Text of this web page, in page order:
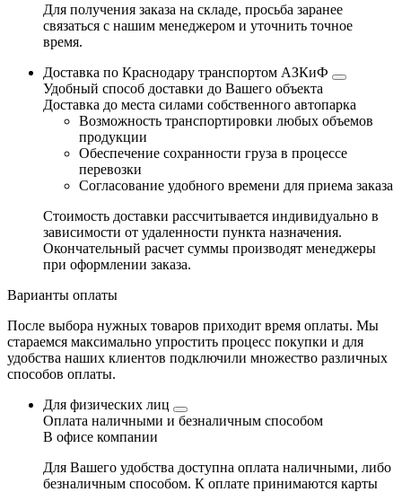
Для получения заказа на складе, просьба заранее
связаться с нашим менеджером и уточнить точное
время.
Доставка по Краснодару транспортом АЗКиФ
Удобный способ доставки до Вашего объекта
Доставка до места силами собственного автопарка
Возможность транспортировки любых объемов
продукции
Обеспечение сохранности груза в процессе
перевозки
Согласование удобного времени для приема заказа
Стоимость доставки рассчитывается индивидуально в
зависимости от удаленности пункта назначения.
Окончательный расчет суммы производят менеджеры
при оформлении заказа.
Варианты оплаты
После выбора нужных товаров приходит время оплаты. Мы
стараемся максимально упростить процесс покупки и для
удобства наших клиентов подключили множество различных
способов оплаты.
Для физических лиц
Оплата наличными и безналичным способом
В офисе компании
Для Вашего удобства доступна оплата наличными, либо
безналичным способом. К оплате принимаются карты